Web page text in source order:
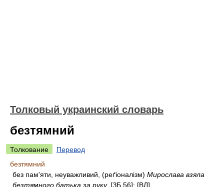
Толковый украинский словарь
безтямний
Толкование
Перевод
безтямний
без пам'яти, неуважливий, (реґіоналізм) Мирослава взяла
безтямного батька за руку. [ЗБ 56]; [ВЛ]